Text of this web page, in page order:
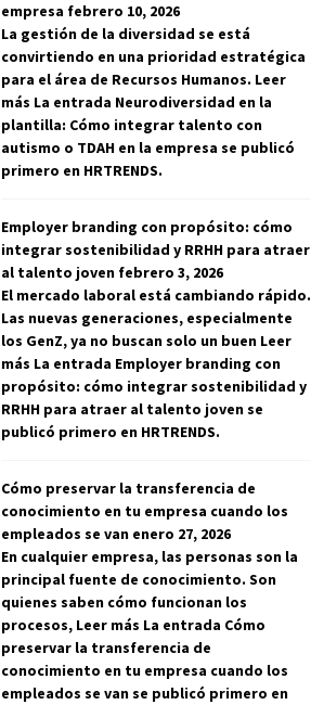
empresa febrero 10, 2026
La gestión de la diversidad se está
convirtiendo en una prioridad estratégica
para el área de Recursos Humanos. Leer
más La entrada Neurodiversidad en la
plantilla: Cómo integrar talento con
autismo o TDAH en la empresa se publicó
primero en HRTRENDS.
Employer branding con propósito: cómo
integrar sostenibilidad y RRHH para atraer
al talento joven febrero 3, 2026
El mercado laboral está cambiando rápido.
Las nuevas generaciones, especialmente
los GenZ, ya no buscan solo un buen Leer
más La entrada Employer branding con
propósito: cómo integrar sostenibilidad y
RRHH para atraer al talento joven se
publicó primero en HRTRENDS.
Cómo preservar la transferencia de
conocimiento en tu empresa cuando los
empleados se van enero 27, 2026
En cualquier empresa, las personas son la
principal fuente de conocimiento. Son
quienes saben cómo funcionan los
procesos, Leer más La entrada Cómo
preservar la transferencia de
conocimiento en tu empresa cuando los
empleados se van se publicó primero en